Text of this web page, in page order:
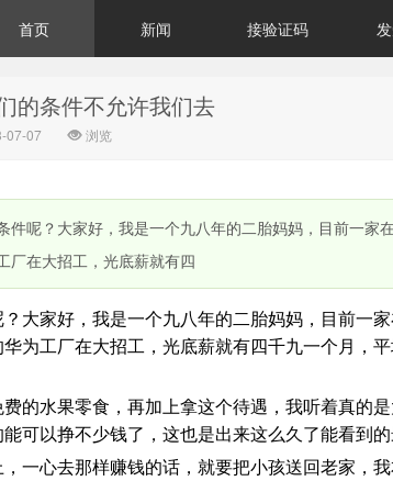
首页 新闻 接验证码
的条件不允许我们去
07-07 浏览
件呢？大家好，我是一个九八年的二胎妈妈，目前一家
厂在大招工，光底薪就有四
大家好，我是一个九八年的二胎妈妈，目前一
为工厂在大招工，光底薪就有四千九一个月，
费的水果零食，再加上拿这个待遇，我听着真的
可以挣不少钱了，这也是出来这么久了能看到
一心去那样赚钱的话，就要把小孩送回老家，